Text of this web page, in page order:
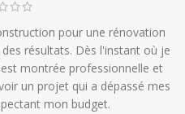
pour une rénovation
résultats. Dès l'instant où je
montrée professionnelle et
un projet qui a dépassé mes
mon budget.